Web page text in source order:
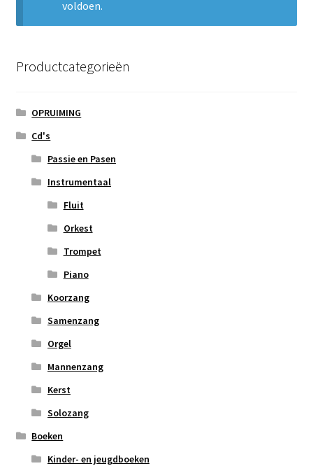
voldoen.
Productcategorieën
OPRUIMING
Cd's
Passie en Pasen
Instrumentaal
Fluit
Orkest
Trompet
Piano
Koorzang
Samenzang
Orgel
Mannenzang
Kerst
Solozang
Boeken
Kinder- en jeugdboeken